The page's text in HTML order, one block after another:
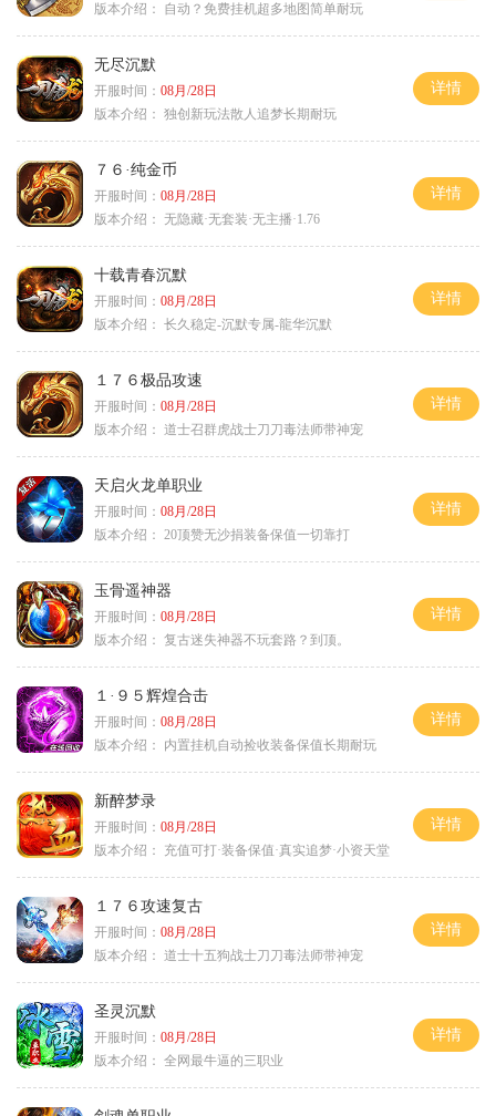
版本介绍：
自动？免费挂机超多地图简单耐玩
无尽沉默
开服时间： 08月/28日
版本介绍： 独创新玩法散人追梦长期耐玩
详情
７６·纯金币
开服时间： 08月/28日
版本介绍： 无隐藏·无套装·无主播·1.76
详情
十载青春沉默
开服时间： 08月/28日
版本介绍： 长久稳定-沉默专属-龍华沉默
详情
１７６极品攻速
开服时间： 08月/28日
版本介绍： 道士召群虎战士刀刀毒法师带神宠
详情
天启火龙单职业
开服时间： 08月/28日
版本介绍： 20顶赞无沙捐装备保值一切靠打
详情
玉骨遥神器
开服时间： 08月/28日
版本介绍： 复古迷失神器不玩套路？到顶。
详情
１·９５辉煌合击
开服时间： 08月/28日
版本介绍：
内置挂机自动捡收装备保值长期耐玩
详情
新醉梦录
开服时间： 08月/28日
版本介绍：
充值可打·装备保值·真实追梦·小资天堂
详情
１７６攻速复古
开服时间： 08月/28日
版本介绍： 道士十五狗战士刀刀毒法师带神宠
详情
圣灵沉默
开服时间： 08月/28日
版本介绍： 全网最牛逼的三职业
详情